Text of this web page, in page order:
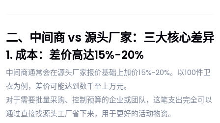
二、中间商 vs 源头厂家：三大核心差异
1. 成本：差价高达15%-20%
中间商通常会在源头厂家报价基础上加价15%-20%。以100件卫
衣为例，差价可能达到数千至上万元。
对于需要批量采购、控制预算的企业或团队，这笔支出完全可以
通过直接找源头工厂省下来，用于更好的活动物资。